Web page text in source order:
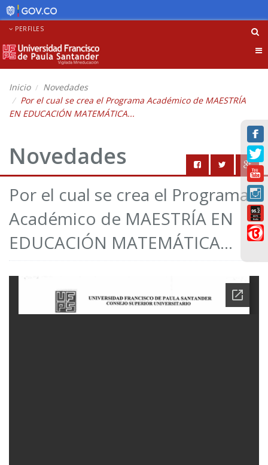
PERFILES
Inicio
Novedades
Por el cual se crea el Programa Académico de MAESTRÍA
EN EDUCACIÓN MATEMÁTICA...
Novedades
Por el cual se crea el Programa
Académico de MAESTRÍA EN
EDUCACIÓN MATEMÁTICA...